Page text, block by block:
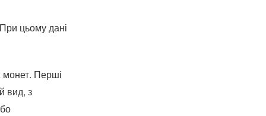
цьому дані
монет. Перші
вид, з